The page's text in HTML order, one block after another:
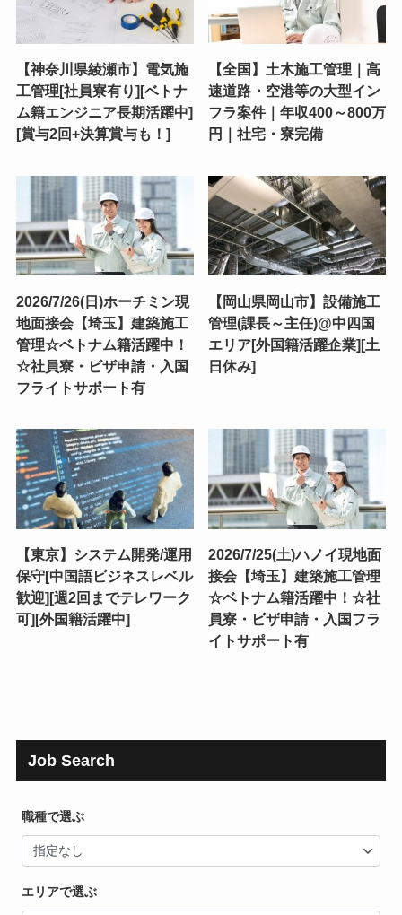
【神奈川県綾瀬市】電気施
工管理[社員寮有り][ベトナ
ム籍エンジニア長期活躍中]
[賞与2回+決算賞与も！]
【全国】土木施工管理｜高
速道路・空港等の大型イン
フラ案件｜年収400～800万
円｜社宅・寮完備
2026/7/26(日)ホーチミン現
地面接会【埼玉】建築施工
管理☆ベトナム籍活躍中！
☆社員寮・ビザ申請・入国
フライトサポート有
【岡山県岡山市】設備施工
管理(課長～主任)@中四国
エリア[外国籍活躍企業][土
日休み]
【東京】システム開発/運用
保守[中国語ビジネスレベル
歓迎][週2回までテレワーク
可][外国籍活躍中]
2026/7/25(土)ハノイ現地面
接会【埼玉】建築施工管理
☆ベトナム籍活躍中！☆社
員寮・ビザ申請・入国フラ
イトサポート有
Job Search
職種で選ぶ
エリアで選ぶ